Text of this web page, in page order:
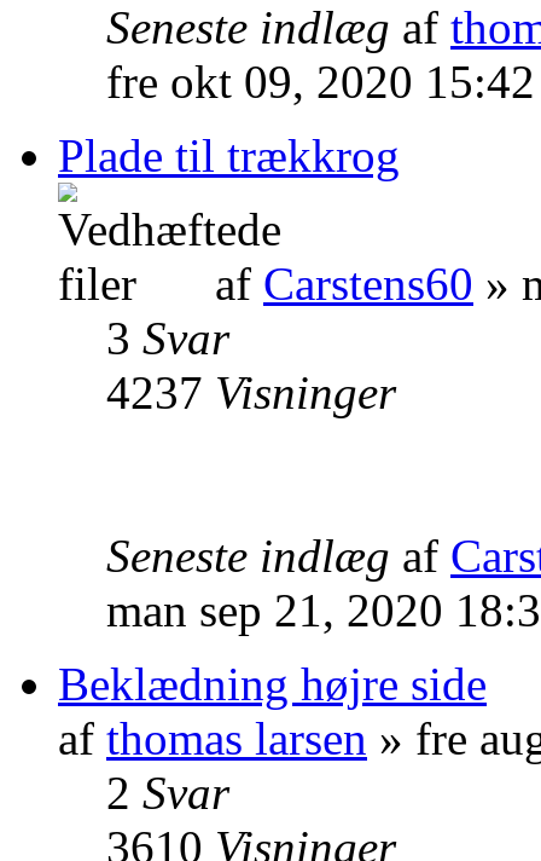
Seneste indlæg af
fre okt 09, 2020
Plade til trækkrog
af Carstens60 »
3 Svar
4237 Visninger
Seneste indlæg af
man sep 21, 2020
Beklædning højre side
af thomas larsen » fre
2 Svar
3610 Visninger